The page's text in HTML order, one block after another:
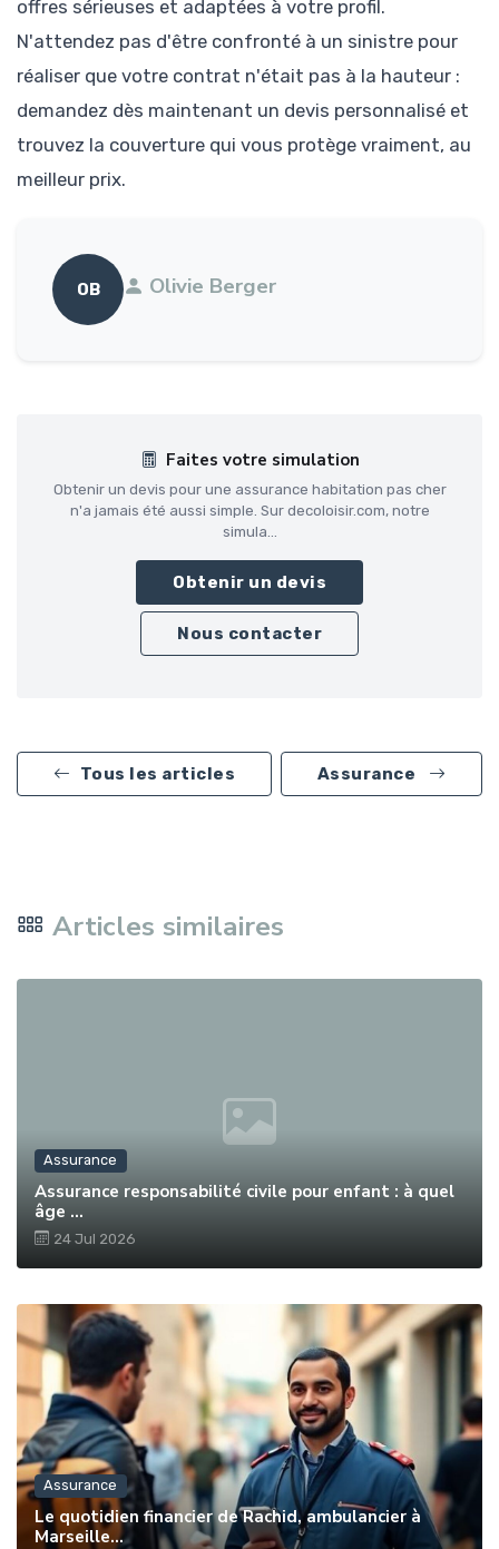
offres sérieuses et adaptées à votre profil.
N'attendez pas d'être confronté à un sinistre pour
réaliser que votre contrat n'était pas à la hauteur :
demandez dès maintenant un devis personnalisé et
trouvez la couverture qui vous protège vraiment, au
meilleur prix.
OB Olivie Berger
Faites votre simulation
Obtenir un devis pour une assurance habitation pas cher
n'a jamais été aussi simple. Sur decoloisir.com, notre
simula...
Obtenir un devis
Nous contacter
Tous les articles Assurance
Articles similaires
Assurance
Assurance responsabilité civile pour enfant : à quel
âge ...
24 Jul 2026
Assurance
Le quotidien financier de Rachid, ambulancier à
Marseille...